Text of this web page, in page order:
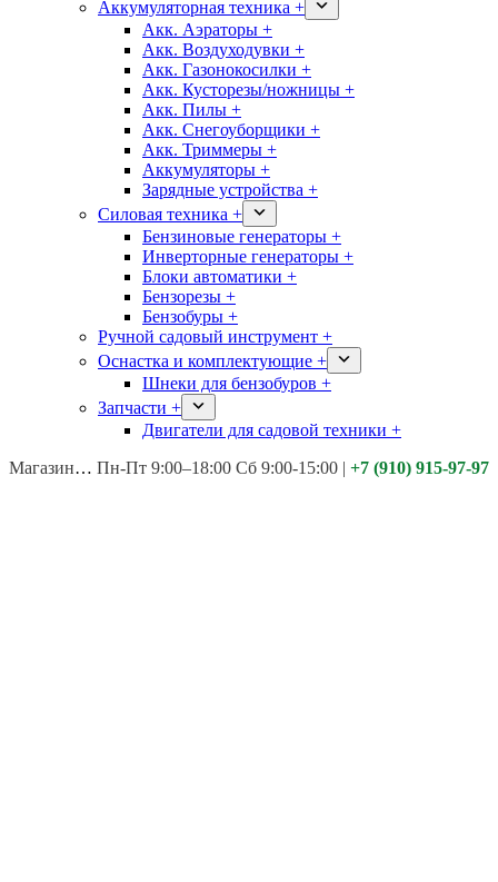
Аккумуляторная техника +
Акк. Аэраторы +
Акк. Воздуходувки +
Акк. Газонокосилки +
Акк. Кусторезы/ножницы +
Акк. Пилы +
Акк. Снегоуборщики +
Акк. Триммеры +
Аккумуляторы +
Зарядные устройства +
Силовая техника +
Бензиновые генераторы +
Инверторные генераторы +
Блоки автоматики +
Бензорезы +
Бензобуры +
Ручной садовый инструмент +
Оснастка и комплектующие +
Шнеки для бензобуров +
Запчасти +
Двигатели для садовой техники +
Магазины: Калуга ул. Московская д.113
Пн-Пт 9:00–18:00 Сб 9:00-15:00 | +7 (910) 915-97-97